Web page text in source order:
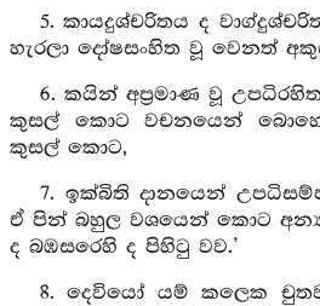
5. කායදුශ්චරිතය ද
හැරලා දෝෂසංහිත වූ වෙනත්
6. කයින් අප්‍රමාණ වූ
කුසල් කොට වචනයෙන්
කුසල් කොට,
7. ඉක්බිති දානයෙන්
ඒ පින් බහුල වශයෙන් කොට
ද බඹසරෙහි ද පිහිටු වව.’
8. දෙවියෝ යම් කලෙක